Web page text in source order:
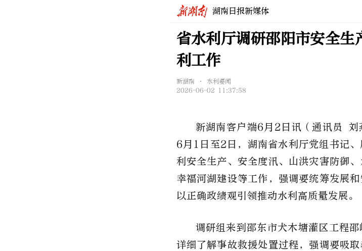
湖南日报新媒体
省水利厅调研邵阳市安全生
利工作
新湖南 • 水利要闻
2026-06-02 11:37:58
新湖南客户端6月2日讯（通讯员 刘
6月1日至2日，湖南省水利厅党组书记
利安全生产、安全度汛、山洪灾害防御
幸福河湖建设等工作，强调要统筹发展
以正确政绩观引领推动水利高质量发展。
调研组来到邵东市犬木塘灌区工程邵
详细了解事故救援处置过程，强调要吸